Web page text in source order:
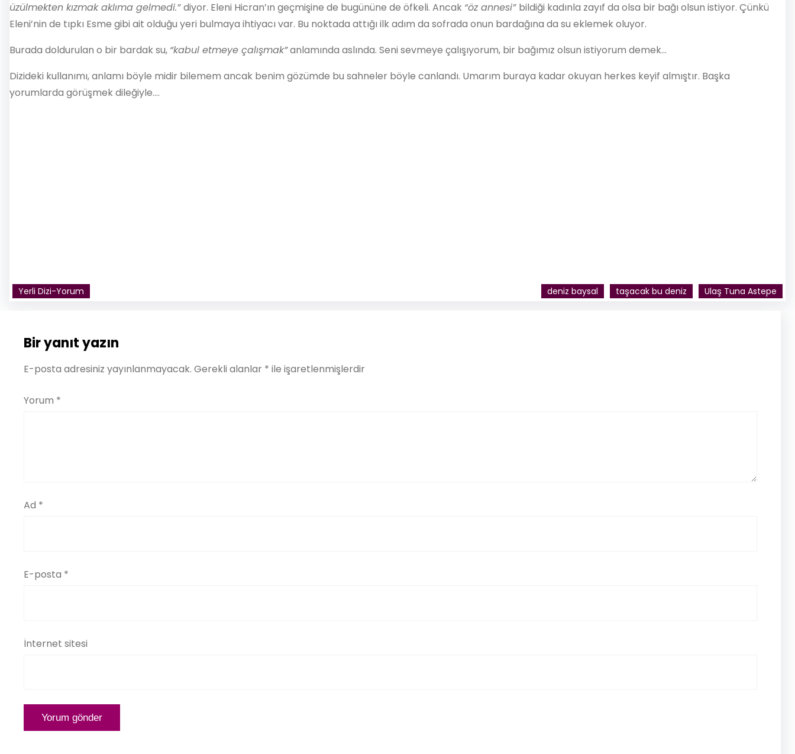
üzülmekten kızmak aklıma gelmedi.”diyor. Eleni Hicran’ın geçmişine de bugününe de öfkeli. Ancak “öz annesi” bildiği kadınla zayıf da olsa bir bağı olsun istiyor. Çünkü
Eleni’nin de tıpkı Esme gibi ait olduğu yeri bulmaya ihtiyacı var. Bu noktada attığı ilk adım da sofrada onun bardağına da su eklemek oluyor.
Burada doldurulan o bir bardak su, “kabul etmeye çalışmak”anlamında aslında. Seni sevmeye çalışıyorum, bir bağımız olsun istiyorum demek…
Dizideki kullanımı, anlamı böyle midir bilemem ancak benim gözümde bu sahneler böyle canlandı. Umarım buraya kadar okuyan herkes keyif almıştır. Başka
yorumlarda görüşmek dileğiyle….
Yerli Dizi-Yorum deniz baysal taşacak bu deniz Ulaş Tuna Astepe
Bir yanıt yazın
E-posta adresiniz yayınlanmayacak. Gerekli alanlar * ile işaretlenmişlerdir
Yorum *
Ad *
E-posta *
İnternet sitesi